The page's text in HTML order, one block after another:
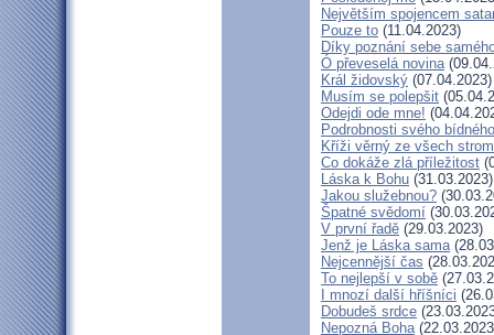
Největším spojencem
Pouze to (11.04.2023)
Díky poznání sebe
Ó převeselá novina
Král židovský (07.04.2023)
Musím se polepšit
Odejdi ode mne!
Podrobnosti svého
Kříži věrný ze všech
Co dokáže zlá příležitost
Láska k Bohu (31.03.2023)
Jakou služebnou?
Špatné svědomí
V první řadě (29.03.2023)
Jenž je Láska sama
Nejcennější čas
To nejlepší v sobě
I mnozí další hříšníci
Dobudeš srdce
Nepozná Boha